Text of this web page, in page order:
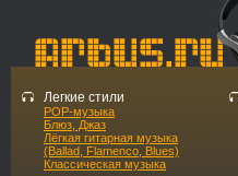
Легкие стили
POP-музыка
Блюз, Джаз
Лёгкая гитарная музыка
(Ballad, Flamenco, Blues)
Классическая музыка